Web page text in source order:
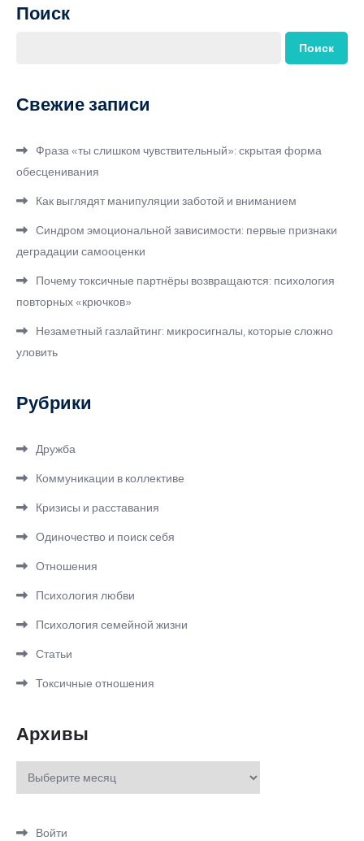
Поиск
Поиск
Свежие записи
Фраза «ты слишком чувствительный»: скрытая форма
обесценивания
Как выглядят манипуляции заботой и вниманием
Синдром эмоциональной зависимости: первые признаки
деградации самооценки
Почему токсичные партнёры возвращаются: психология
повторных «крючков»
Незаметный газлайтинг: микросигналы, которые сложно
уловить
Рубрики
Дружба
Коммуникации в коллективе
Кризисы и расставания
Одиночество и поиск себя
Отношения
Психология любви
Психология семейной жизни
Статьи
Токсичные отношения
Архивы
Архивы
Войти